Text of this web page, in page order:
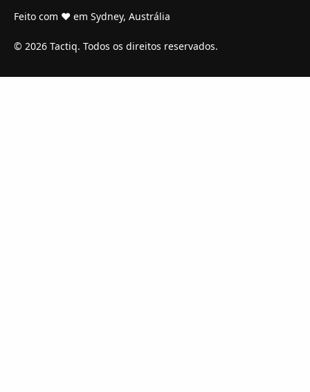
© 2026 Tactiq. Todos os direitos reservados.
Feito com ❤ em Sydney, Austrália